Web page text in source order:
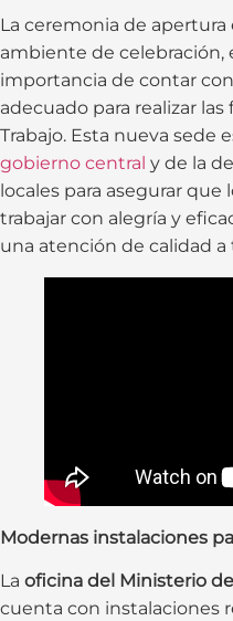
La ceremonia de
ambiente de celebración,
importancia de contar
adecuado para realizar
Trabajo. Esta nueva sede
gobierno central y de la
locales para asegurar
trabajar con alegría y
una atención de calidad
Modernas instalaciones
La oficina del Ministerio
cuenta con instalaciones